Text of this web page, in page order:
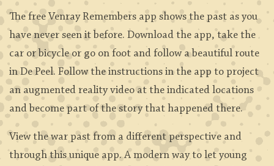
The free Venray Remembers app shows the past as you
have never seen it before. Download the app, take the
car or bicycle or go on foot and follow a beautiful route
in De Peel. Follow the instructions in the app to project
an augmented reality video at the indicated locations
and become part of the story that happened there.
View the war past from a different perspective and
through this unique app. A modern way to let young